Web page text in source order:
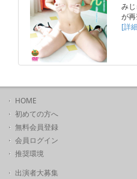
み
が
[詳
HOME
初めての方へ
無料会員登録
会員ログイン
推奨環境
出演者大募集